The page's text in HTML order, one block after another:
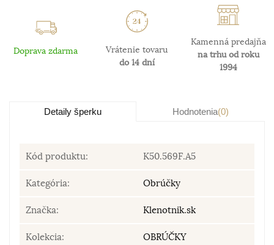
Doprava zdarma
Vrátenie tovaru
do 14 dní
Kamenná predajňa
na trhu od roku
1994
Detaily šperku Hodnotenia(0)
Kód produktu: K50.569F.A5
Kategória: Obrúčky
Značka: Klenotnik.sk
Kolekcia: OBRÚČKY